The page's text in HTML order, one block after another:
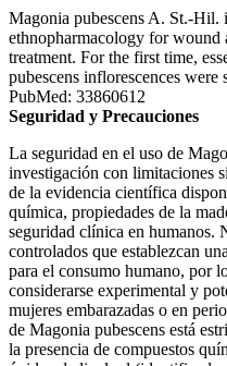
Magonia pubescens A. St.-Hil.
ethnopharmacology for wound
treatment. For the first time,
pubescens inflorescences were
PubMed: 33860612
Seguridad y Precauciones
La seguridad en el uso de
investigación con limitaciones
de la evidencia científica
química, propiedades de la
seguridad clínica en humanos.
controlados que establezcan
para el consumo humano, por
considerarse experimental y
mujeres embarazadas o en
de Magonia pubescens está
la presencia de compuestos